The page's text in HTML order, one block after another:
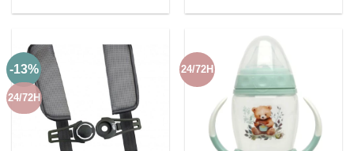
-13%
24/72H
24/72H